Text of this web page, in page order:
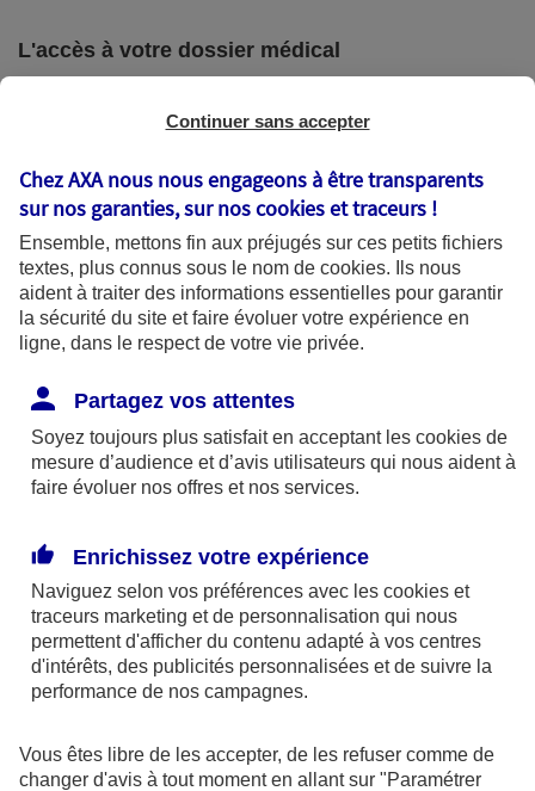
L'accès à votre dossier médical
Vous avez un droit d’accès à votre dossier médical
Celui-ci contient toutes les informations détenues
par les professionnels concernant votresanté
résultats d’examens, comptes-rendus de
consultation ou d’intervention, prescriptions...
Si vous souhaitez consulter votre dossier, adressez-
dans lequel les soins ont été effectués. Les
informations de moins de 5 ans doivent être
communiquées dans les8 jours(2 mois pour des
Conseil d’expert
informations sur les médicaments qui vous sont prescrits.
Continuer sans accepter
Chez AXA nous nous engageons à être transparents
sur nos garanties, sur noscookies et traceurs !
Ensemble, mettons fin aux préjugés sur ces petits fichiers
textes, plus connus sous le nom de cookies. Ils nous
aident à traiter des informations essentielles pour garantir
la sécurité du site et faire évoluer votre expérience en
ligne, dans le respect de votre vie privée.
Partagez vos attentes
Soyez toujours plus satisfait en acceptant les cookies de
mesure d’audience et d’avis utilisateurs qui nous aident à
faire évoluer nos offres et nos services.
Enrichissez votre expérience
Naviguez selon vos préférences avec les cookies et
traceurs marketing et de personnalisation qui nous
permettent d'afficher du contenu adapté à vos centres
d'intérêts, des publicités personnalisées et de suivre la
performance de nos campagnes.
Vous êtes libre de les accepter, de les refuser comme de
changer d'avis à tout moment en allant sur "Paramétrer